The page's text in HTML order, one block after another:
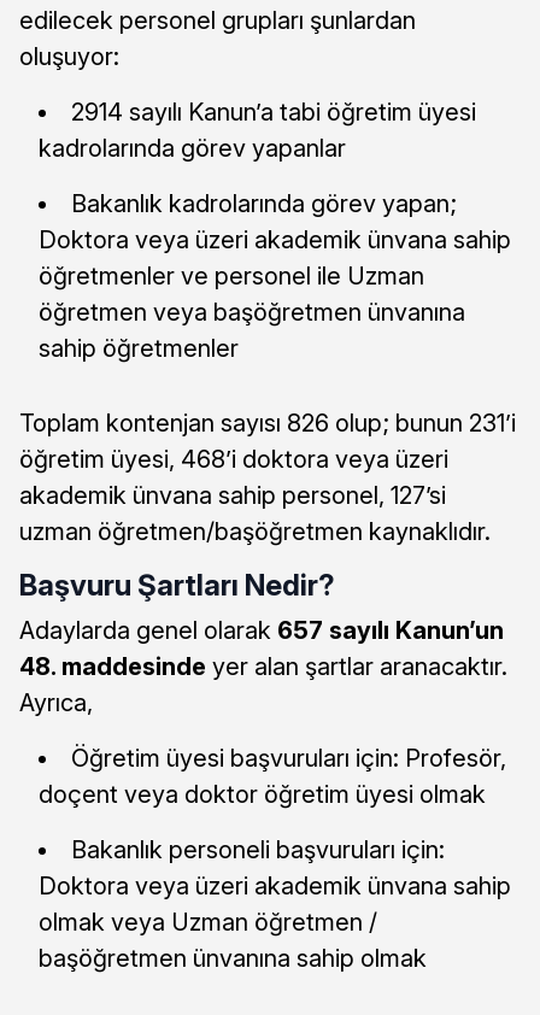
edilecek personel grupları şunlardan
oluşuyor:
2914 sayılı Kanun’a tabi öğretim üyesi
kadrolarında görev yapanlar
Bakanlık kadrolarında görev yapan;
Doktora veya üzeri akademik ünvana sahip
öğretmenler ve personel ile Uzman
öğretmen veya başöğretmen ünvanına
sahip öğretmenler
Toplam kontenjan sayısı 826 olup; bunun 231’i
öğretim üyesi, 468’i doktora veya üzeri
akademik ünvana sahip personel, 127’si
uzman öğretmen/başöğretmen kaynaklıdır.
Başvuru Şartları Nedir?
Adaylarda genel olarak 657 sayılı Kanun’un
48. maddesinde yer alan şartlar aranacaktır.
Ayrıca,
Öğretim üyesi başvuruları için: Profesör,
doçent veya doktor öğretim üyesi olmak
Bakanlık personeli başvuruları için:
Doktora veya üzeri akademik ünvana sahip
olmak veya Uzman öğretmen /
başöğretmen ünvanına sahip olmak